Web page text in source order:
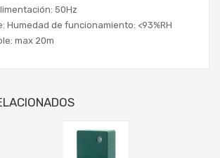
50Hz
Humedad de funcionamiento: <93%RH
max 20m